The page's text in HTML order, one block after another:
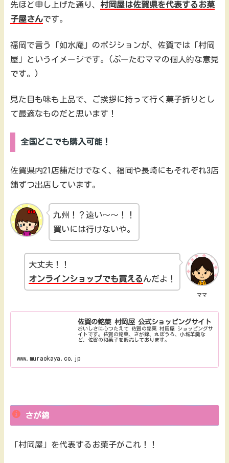
先ほど申し上げた通り、 村岡屋は佐賀県を代表するお菓
子屋さんです。
福岡で言う「如水庵」のポジションが、佐賀では「村岡
屋」というイメージです。(ぷーたむママの個人的な意見
です。)
見た目も味も上品で、ご挨拶に持って行く菓子折りとし
て最適なものだと思います！
全国どこでも購入可能！
佐賀県内21店舗だけでなく、福岡や長崎にもそれぞれ3店
舗ずつ出店しています。
九州！？遠い～～！！
買いには行けないや。
ママ
大丈夫！！
オンラインショップでも買えるんだよ！
佐賀の銘菓 村岡屋 公式ショッピングサイト
おいしさに心つたえて 佐賀の銘菓 村岡屋 ショッピングサ
イトです。佐賀の銘菓、さが錦、丸ぼうろ、小城羊羹な
ど、佐賀の和菓子を販売しております。
www.muraokaya.co.jp
さが錦
「村岡屋」を代表するお菓子がこれ！！